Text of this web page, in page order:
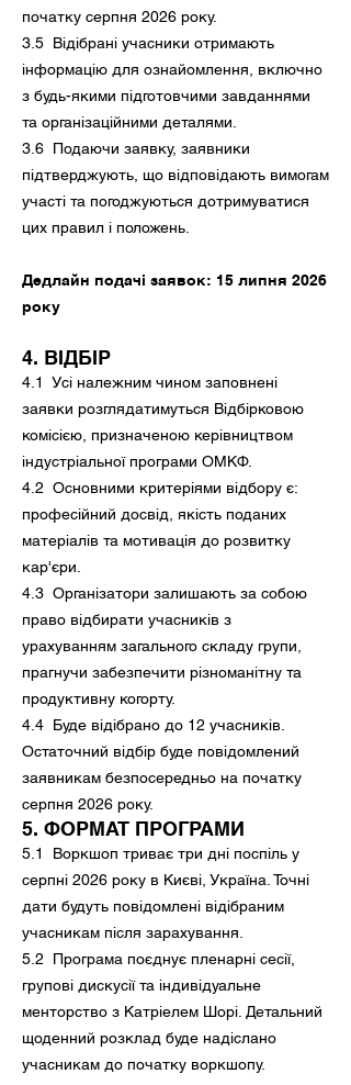
початку серпня 2026 року.
3.5 Відібрані учасники отримають
інформацію для ознайомлення, включно
з будь-якими підготовчими завданнями
та організаційними деталями.
3.6 Подаючи заявку, заявники
підтверджують, що відповідають вимогам
участі та погоджуються дотримуватися
цих правил і положень.
Дедлайн подачі заявок: 15 липня 2026
року
4. ВІДБІР
4.1 Усі належним чином заповнені
заявки розглядатимуться Відбірковою
комісією, призначеною керівництвом
індустріальної програми ОМКФ.
4.2 Основними критеріями відбору є:
професійний досвід, якість поданих
матеріалів та мотивація до розвитку
кар'єри.
4.3 Організатори залишають за собою
право відбирати учасників з
урахуванням загального складу групи,
прагнучи забезпечити різноманітну та
продуктивну когорту.
4.4 Буде відібрано до 12 учасників.
Остаточний відбір буде повідомлений
заявникам безпосередньо на початку
серпня 2026 року.
5. ФОРМАТ ПРОГРАМИ
5.1 Воркшоп триває три дні поспіль у
серпні 2026 року в Києві, Україна. Точні
дати будуть повідомлені відібраним
учасникам після зарахування.
5.2 Програма поєднує пленарні сесії,
групові дискусії та індивідуальне
менторство з Катріелем Шорі. Детальний
щоденний розклад буде надіслано
учасникам до початку воркшопу.